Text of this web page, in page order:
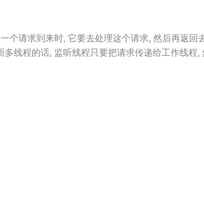
个请求到来时, 它要去处理这个请求, 然后再返回
线程的话, 监听线程只要把请求传递给工作线程,